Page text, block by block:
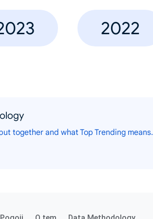
2022
together and what Top Trending means.